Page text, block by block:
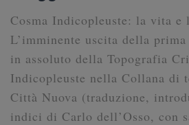
Cosma Indicopleuste: la vita e
L’imminente uscita della
in assoluto della Topografia
Indicopleuste nella Collana di
Città Nuova (traduzione,
indici di Carlo dell’Osso, con